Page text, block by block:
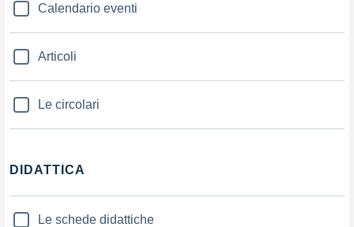
Calendario eventi
Articoli
Le circolari
DIDATTICA
Le schede didattiche